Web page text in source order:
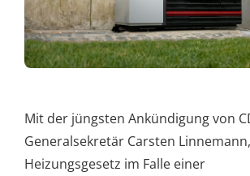
Mit der jüngsten Ankündigung von
Generalsekretär Carsten
Heizungsgesetz im Falle einer